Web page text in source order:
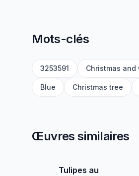
Mots-clés
3253591 Christmas
Blue Christmas tree
Œuvres similaires
Tulipes au